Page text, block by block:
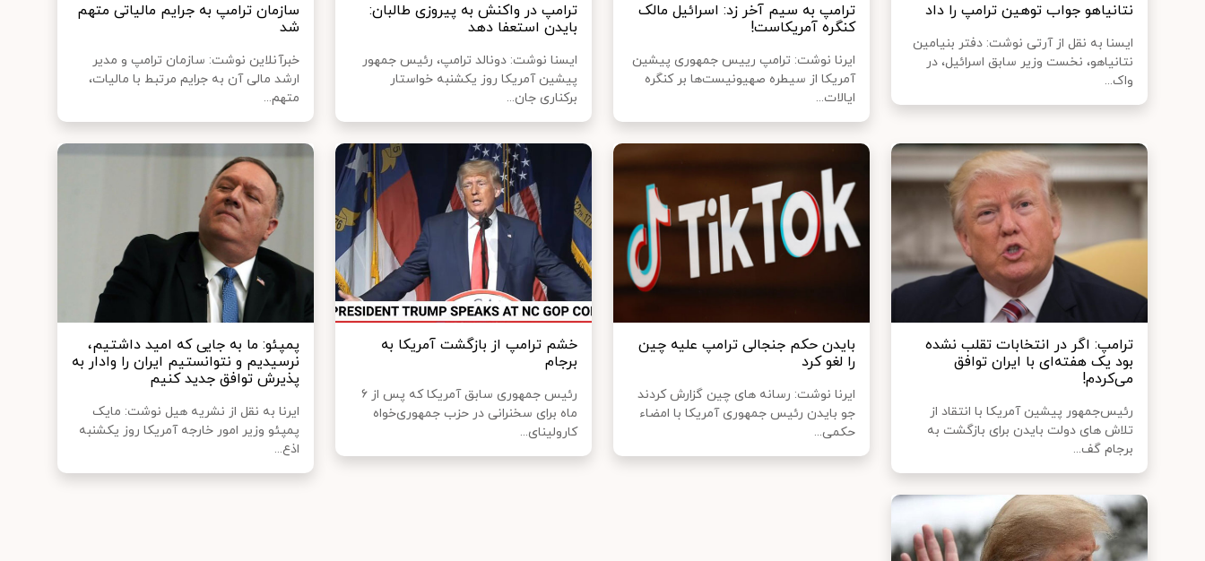
نتانیاهو جواب توهین ترامپ را داد
ایسنا به نقل از آرتی نوشت: دفتر بنیامین
نتانیاهو، نخست وزیر سابق اسرائیل، در
واک...
ترامپ به سیم آخر زد: اسرائیل مالک
کنگره آمریکاست!
ایرنا نوشت: ترامپ رییس جمهوری پیشین
آمریکا از سیطره صهیونیست‌ها بر کنگره
ایالات...
ترامپ در واکنش به پیروزی طالبان:
بایدن استعفا دهد
ایسنا نوشت: دونالد ترامپ، رئیس جمهور
پیشین آمریکا روز یکشنبه خواستار
برکناری جان...
سازمان ترامپ به جرایم مالیاتی متهم
شد
خبرآنلاین نوشت: سازمان ترامپ و مدیر
ارشد مالی آن به جرایم مرتبط با مالیات،
متهم...
ترامپ: اگر در انتخابات تقلب نشده
بود یک هفته‌ای با ایران توافق
می‌کردم!
رئیس‌جمهور پیشین آمریکا با انتقاد از
تلاش های دولت بایدن برای بازگشت به
برجام گف...
بایدن حکم جنجالی ترامپ علیه چین
را لغو کرد
ایرنا نوشت: رسانه های چین گزارش کردند
جو بایدن رئیس جمهوری آمریکا با امضاء
حکمی...
خشم ترامپ از بازگشت آمریکا به
برجام
رئیس جمهوری سابق آمریکا که پس از ۶
ماه برای سخنرانی در حزب جمهوری‌خواه
کارولینای...
پمپئو: ما به جایی که امید داشتیم،
نرسیدیم و نتوانستیم ایران را وادار به
پذیرش توافق جدید کنیم
ایرنا به نقل از نشریه هیل نوشت: مایک
پمپئو وزیر امور خارجه آمریکا روز یکشنبه
اذع...